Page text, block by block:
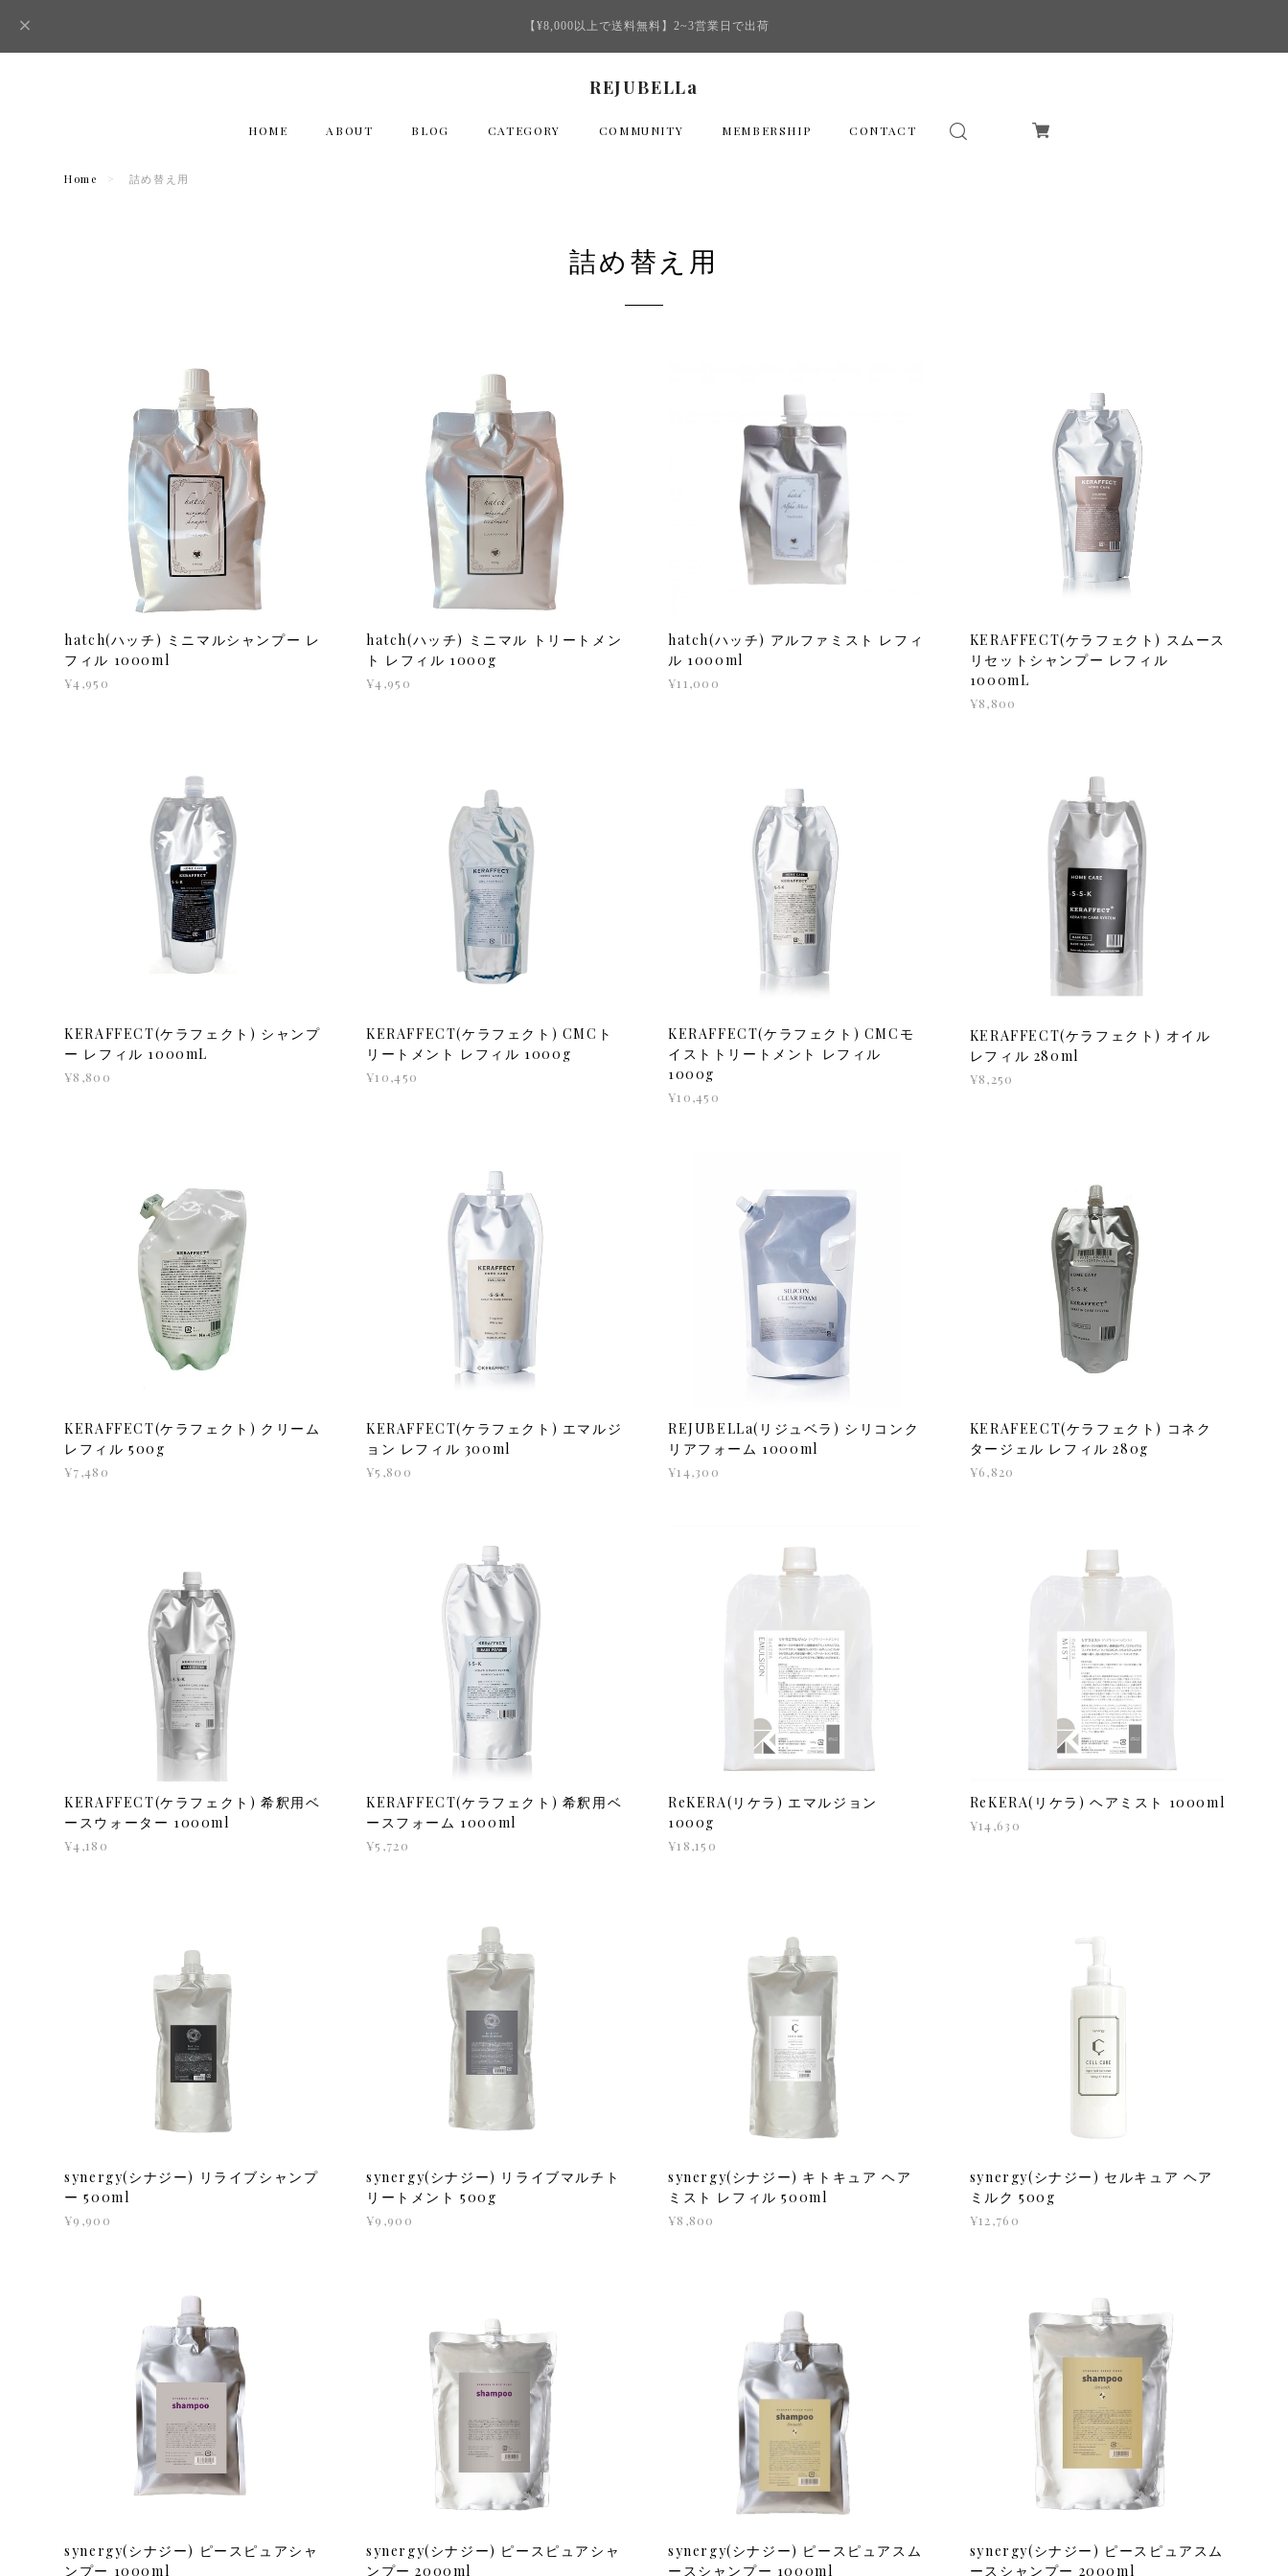
【¥8,000以上で送料無料】2~3営業日で出荷
REJUBELLa
HOME ABOUT BLOG CATEGORY COMMUNITY MEMBERSHIP CONTACT
Home 詰め替え用
詰め替え用
hatch(ハッチ) ミニマルシャンプー レ
フィル 1000ml
¥4,950
hatch(ハッチ) ミニマル トリートメン
ト レフィル 1000g
¥4,950
hatch(ハッチ) アルファミスト レフィ
ル 1000ml
¥11,000
KERAFFECT(ケラフェクト) スムース
リセットシャンプー レフィル
1000mL
¥8,800
KERAFFECT(ケラフェクト) シャンプ
ー レフィル 1000mL
¥8,800
KERAFFECT(ケラフェクト) CMCト
リートメント レフィル 1000g
¥10,450
KERAFFECT(ケラフェクト) CMCモ
イストトリートメント レフィル
1000g
¥10,450
KERAFFECT(ケラフェクト) オイル
レフィル 280ml
¥8,250
KERAFFECT(ケラフェクト) クリーム
レフィル 500g
¥7,480
KERAFFECT(ケラフェクト) エマルジ
ョン レフィル 300ml
¥5,800
REJUBELLa(リジュベラ) シリコンク
リアフォーム 1000ml
¥14,300
KERAFEECT(ケラフェクト) コネク
タージェル レフィル 280g
¥6,820
KERAFFECT(ケラフェクト) 希釈用ベ
ースウォーター 1000ml
¥4,180
KERAFFECT(ケラフェクト) 希釈用ベ
ースフォーム 1000ml
¥5,720
ReKERA(リケラ) エマルジョン
1000g
¥18,150
ReKERA(リケラ) ヘアミスト 1000ml
¥14,630
synergy(シナジー) リライブシャンプ
ー 500ml
¥9,900
synergy(シナジー) リライブマルチト
リートメント 500g
¥9,900
synergy(シナジー) キトキュア ヘア
ミスト レフィル 500ml
¥8,800
synergy(シナジー) セルキュア ヘア
ミルク 500g
¥12,760
synergy(シナジー) ピースピュアシャ
ンプー 1000ml
synergy(シナジー) ピースピュアシャ
ンプー 2000ml
synergy(シナジー) ピースピュアスム
ースシャンプー 1000ml
synergy(シナジー) ピースピュアスム
ースシャンプー 2000ml